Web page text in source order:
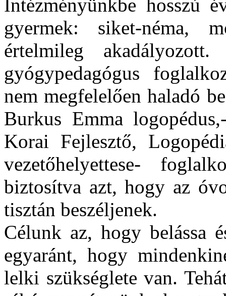
Intézményünkbe hosszú
gyermek: siket-néma,
értelmileg
gyógypedagógus
nem megfelelően haladó
Burkus Emma
Korai Fejlesztő,
vezetőhelyettese-
biztosítva azt, hogy az
tisztán beszéljenek.
Célunk az, hogy belássa
egyaránt, hogy
lelki szükséglete van.